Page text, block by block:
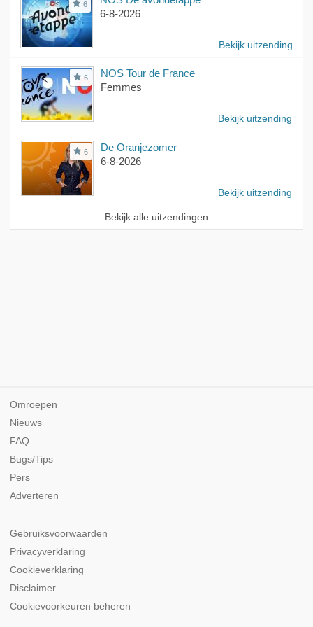
6
6-8-2026
Bekijk uitzending
6
NOS Tour de France
Femmes
Bekijk uitzending
6
De Oranjezomer
6-8-2026
Bekijk uitzending
Bekijk alle uitzendingen
Omroepen
Nieuws
FAQ
Bugs/Tips
Pers
Adverteren
Gebruiksvoorwaarden
Privacyverklaring
Cookieverklaring
Disclaimer
Cookievoorkeuren beheren